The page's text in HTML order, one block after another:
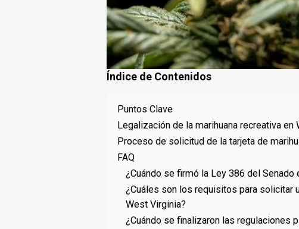
Índice de Contenidos
Puntos Clave
Legalización de la marihuana recreativa en
Proceso de solicitud de la tarjeta de
FAQ
¿Cuándo se firmó la Ley 386 del Senado
¿Cuáles son los requisitos para solicitar
West Virginia?
¿Cuándo se finalizaron las regulaciones